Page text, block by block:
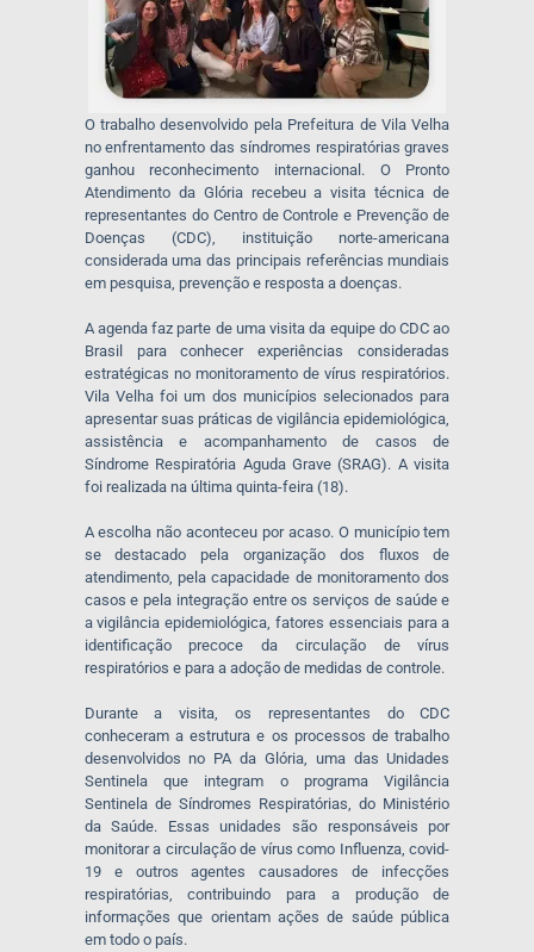
O trabalho desenvolvido pela Prefeitura de Vila Velha
no enfrentamento das síndromes respiratórias graves
ganhou reconhecimento internacional. O Pronto
Atendimento da Glória recebeu a visita técnica de
representantes do Centro de Controle e Prevenção de
Doenças (CDC), instituição norte-americana
considerada uma das principais referências mundiais
em pesquisa, prevenção e resposta a doenças.
A agenda faz parte de uma visita da equipe do CDC ao
Brasil para conhecer experiências consideradas
estratégicas no monitoramento de vírus respiratórios.
Vila Velha foi um dos municípios selecionados para
apresentar suas práticas de vigilância epidemiológica,
assistência e acompanhamento de casos de
Síndrome Respiratória Aguda Grave (SRAG). A visita
foi realizada na última quinta-feira (18).
A escolha não aconteceu por acaso. O município tem
se destacado pela organização dos fluxos de
atendimento, pela capacidade de monitoramento dos
casos e pela integração entre os serviços de saúde e
a vigilância epidemiológica, fatores essenciais para a
identificação precoce da circulação de vírus
respiratórios e para a adoção de medidas de controle.
Durante a visita, os representantes do CDC
conheceram a estrutura e os processos de trabalho
desenvolvidos no PA da Glória, uma das Unidades
Sentinela que integram o programa Vigilância
Sentinela de Síndromes Respiratórias, do Ministério
da Saúde. Essas unidades são responsáveis por
monitorar a circulação de vírus como Influenza, covid-
19 e outros agentes causadores de infecções
respiratórias, contribuindo para a produção de
informações que orientam ações de saúde pública
em todo o país.